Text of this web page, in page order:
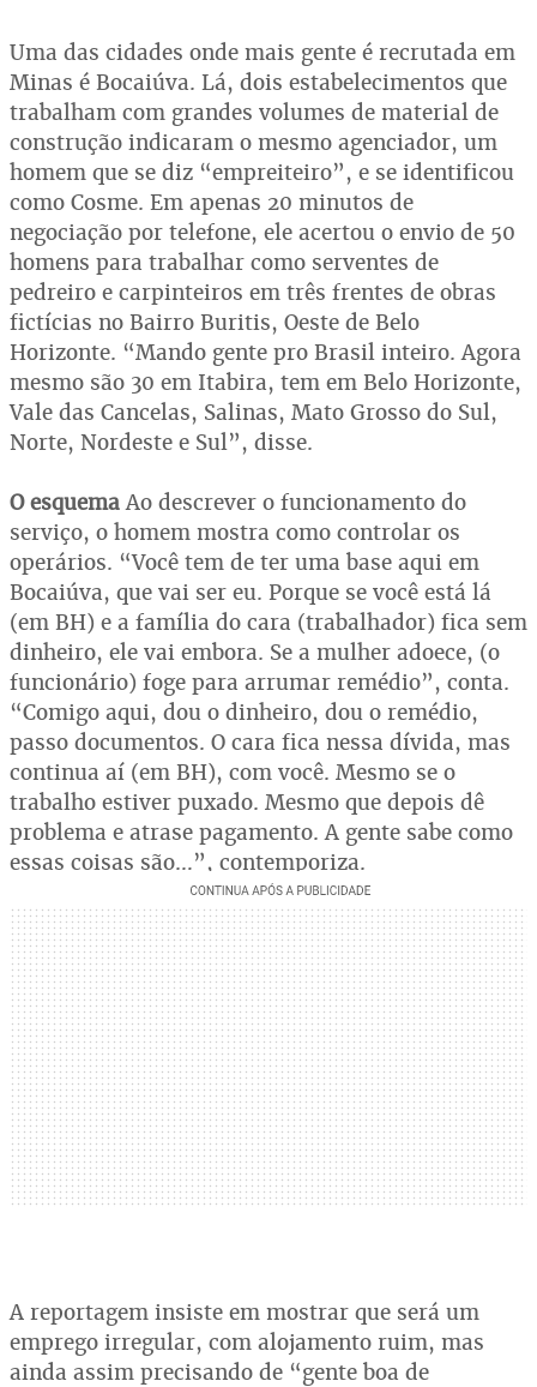
Uma das cidades onde mais gente é recrutada em
Minas é Bocaiúva. Lá, dois estabelecimentos que
trabalham com grandes volumes de material de
construção indicaram o mesmo agenciador, um
homem que se diz “empreiteiro”, e se identificou
como Cosme. Em apenas 20 minutos de
negociação por telefone, ele acertou o envio de 50
homens para trabalhar como serventes de
pedreiro e carpinteiros em três frentes de obras
fictícias no Bairro Buritis, Oeste de Belo
Horizonte. “Mando gente pro Brasil inteiro. Agora
mesmo são 30 em Itabira, tem em Belo Horizonte,
Vale das Cancelas, Salinas, Mato Grosso do Sul,
Norte, Nordeste e Sul”, disse.
O esquemaAo descrever o funcionamento do
serviço, o homem mostra como controlar os
operários. “Você tem de ter uma base aqui em
Bocaiúva, que vai ser eu. Porque se você está lá
(em BH) e a família do cara (trabalhador) fica sem
dinheiro, ele vai embora. Se a mulher adoece, (o
funcionário) foge para arrumar remédio”, conta.
“Comigo aqui, dou o dinheiro, dou o remédio,
passo documentos. O cara fica nessa dívida, mas
continua aí (em BH), com você. Mesmo se o
trabalho estiver puxado. Mesmo que depois dê
problema e atrase pagamento. A gente sabe como
essas coisas são…”, contemporiza.
A reportagem insiste em mostrar que será um
emprego irregular, com alojamento ruim, mas
ainda assim precisando de “gente boa de